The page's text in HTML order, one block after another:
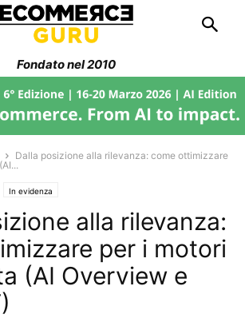
Fondato nel 2010
Dalla posizione alla rilevanza: come ottimizzare
In evidenza
alla rilevanza:
per i motori
(AI Overview e